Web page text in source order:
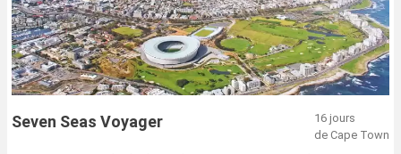
Seven Seas Voyager
16 jours
de Cape Town